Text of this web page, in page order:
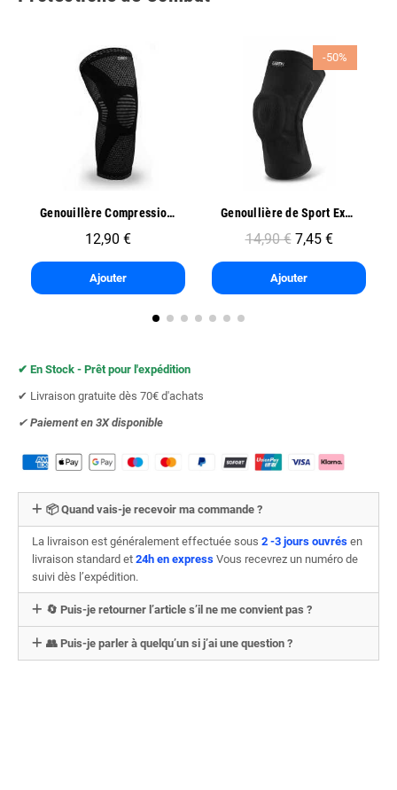
Aperçu rapide Genouillère Compression Sport - Oben
12,90 €
Ajouter
Aperçu rapide
-50%
Genoullière de Sport Exo One - Oben
14,90 € 7,45 €
Ajouter
✔︎ En Stock - Prêt pour l'expédition
✔︎ Livraison gratuite dès 70€ d'achats
✔︎ Paiement en 3X disponible
📦 Quand vais-je recevoir ma commande ?
La livraison est généralement effectuée sous 2 -3 jours ouvrés en
livraison standard et 24h en express Vous recevrez un numéro de
suivi dès l’expédition.
🔄 Puis-je retourner l’article s’il ne me convient pas ?
👥 Puis-je parler à quelqu’un si j’ai une question ?